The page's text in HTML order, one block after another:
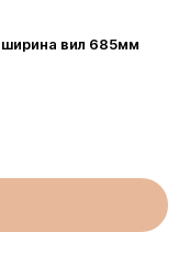
ширина вил 685мм